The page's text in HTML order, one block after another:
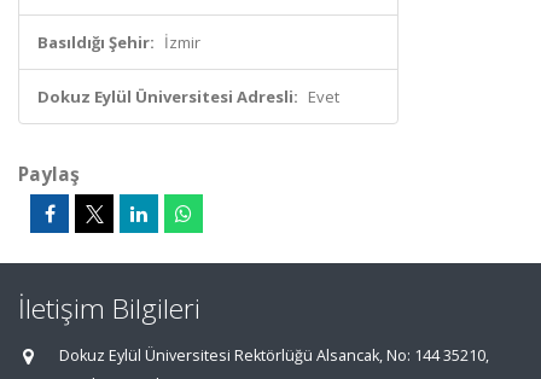
Basıldığı Şehir: İzmir
Dokuz Eylül Üniversitesi Adresli: Evet
Paylaş
İletişim Bilgileri
Dokuz Eylül Üniversitesi Rektörlüğü Alsancak, No: 144 35210,